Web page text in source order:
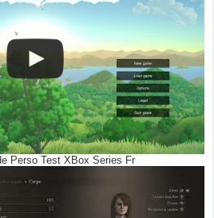
Perso Test XBox Series Fr